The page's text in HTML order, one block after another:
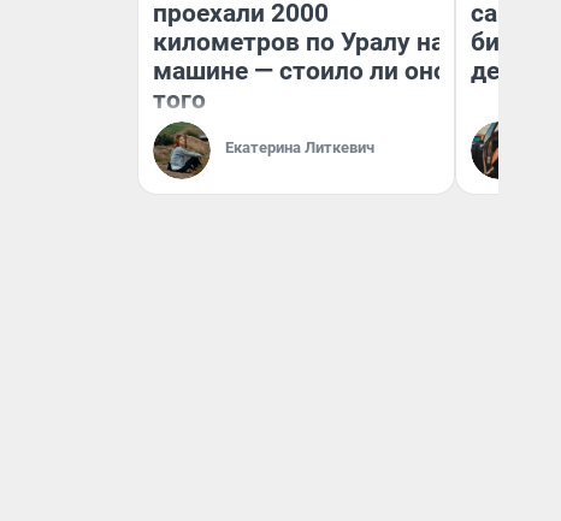
проехали 2000
километров по Уралу на
машине — стоило ли оно
того
Екатерина Литкевич
самом